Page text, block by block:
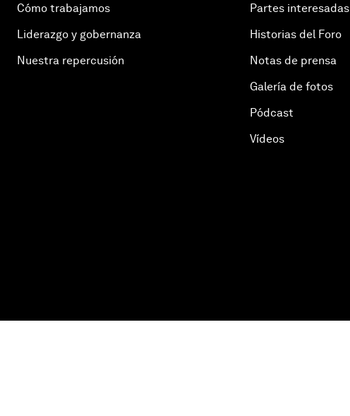
Cómo trabajamos
Liderazgo y gobernanza
Nuestra repercusión
Partes interesadas
Historias del Foro
Notas de prensa
Galería de fotos
Pódcast
Vídeos